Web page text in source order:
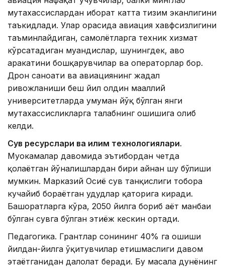
мутахассислардан иборат катта тизим эканлигини
таъкидлади. Улар орасида авиация хавфсизлигини
таъминлайдиган, самолётларга техник хизмат
кўрсатадиган муҳандислар, шунингдек, ҳаво
ҳаракатини бошқарувчилар ва операторлар бор.
Дрон саноати ва авиациянинг жадал
ривожланиши беш йил олдин маҳаллий
университетларда умуман йўқ бўлган янги
мутахассисликларга талабнинг ошишига олиб
келди.
Сув ресурслари ва иқлим технологиялари.
Муҳокамалар давомида эътибордан четда
қолаётган йўналишлардан бири айнан шу бўлиши
мумкин. Марказий Осиё сув танқислиги тобора
кучайиб бораётган ҳудудлар қаторига киради.
Башоратларга кўра, 2050 йилга бориб ҳаёт манбаи
бўлган сувга бўлган эҳтиёж кескин ортади.
Педагогика. Грантлар сонининг 40% га ошиши
йилдан-йилга ўқитувчилар етишмаслиги давом
этаётганидан далолат беради. Бу масала дунёнинг